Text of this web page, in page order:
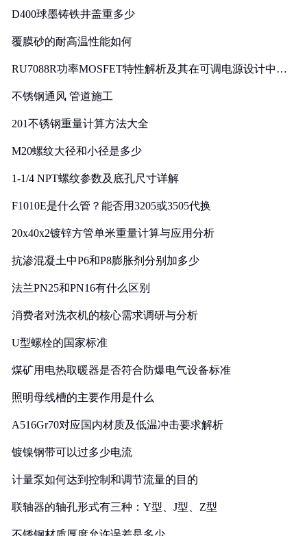
D400球墨铸铁井盖重多少
覆膜砂的耐高温性能如何
RU7088R功率MOSFET特性解析及其在可调电源设计中的
不锈钢通风 管道施工
201不锈钢重量计算方法大全
M20螺纹大径和小径是多少
1-1/4 NPT螺纹参数及底孔尺寸详解
F1010E是什么管？能否用3205或3505代换
20x40x2镀锌方管单米重量计算与应用分析
抗渗混凝土中P6和P8膨胀剂分别加多少
法兰PN25和PN16有什么区别
消费者对洗衣机的核心需求调研与分析
U型螺栓的国家标准
煤矿用电热取暖器是否符合防爆电气设备标准
照明母线槽的主要作用是什么
A516Gr70对应国内材质及低温冲击要求解析
镀镍钢带可以过多少电流
计量泵如何达到控制和调节流量的目的
联轴器的轴孔形式有三种：Y型、J型、Z型